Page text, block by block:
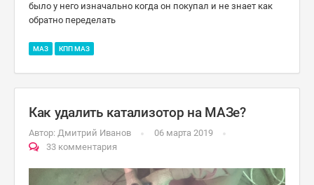
было у него изначально когда он покупал и не знает как
обратно переделать
МАЗ КПП МАЗ
Как удалить катализотор на МАЗе?
Автор: Дмитрий Иванов
06 марта 2019
33 комментария